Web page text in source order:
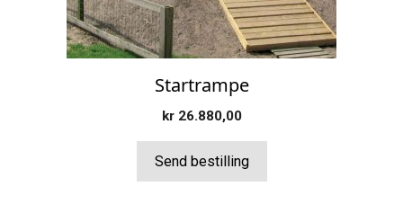
Startrampe
kr26.880,00
Send bestilling